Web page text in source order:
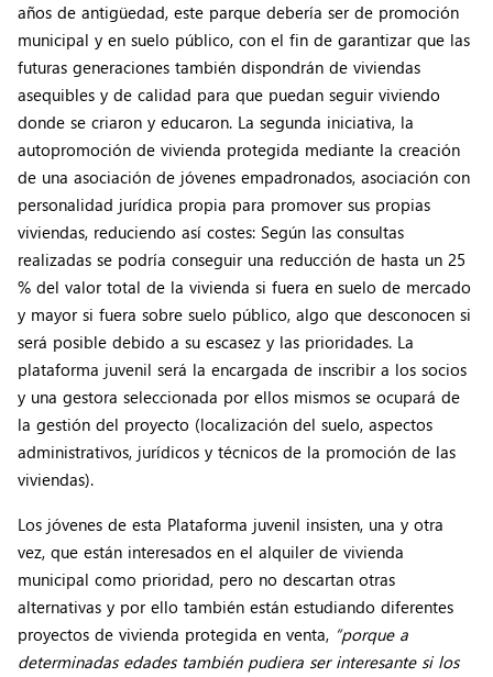
años de antigüedad, este parque debería ser de promoción
municipal y en suelo público, con el fin de garantizar que las
futuras generaciones también dispondrán de viviendas
asequibles y de calidad para que puedan seguir viviendo
donde se criaron y educaron. La segunda iniciativa, la
autopromoción de vivienda protegida mediante la creación
de una asociación de jóvenes empadronados, asociación con
personalidad jurídica propia para promover sus propias
viviendas, reduciendo así costes: Según las consultas
realizadas se podría conseguir una reducción de hasta un 25
% del valor total de la vivienda si fuera en suelo de mercado
y mayor si fuera sobre suelo público, algo que desconocen si
será posible debido a su escasez y las prioridades. La
plataforma juvenil será la encargada de inscribir a los socios
y una gestora seleccionada por ellos mismos se ocupará de
la gestión del proyecto (localización del suelo, aspectos
administrativos, jurídicos y técnicos de la promoción de las
viviendas).
Los jóvenes de esta Plataforma juvenil insisten, una y otra
vez, que están interesados en el alquiler de vivienda
municipal como prioridad, pero no descartan otras
alternativas y por ello también están estudiando diferentes
proyectos de vivienda protegida en venta, “porque a
determinadas edades también pudiera ser interesante si los